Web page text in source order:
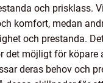
och prisklass.
komfort, medan
och prestanda.
det möjligt för köpare
deras behov och